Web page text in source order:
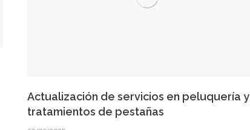
Actualización de servicios en peluquería y
tratamientos de pestañas